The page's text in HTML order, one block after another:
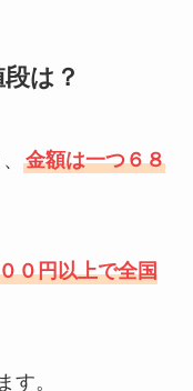
は？
金額は一つ６８
０円以上で全国
す。